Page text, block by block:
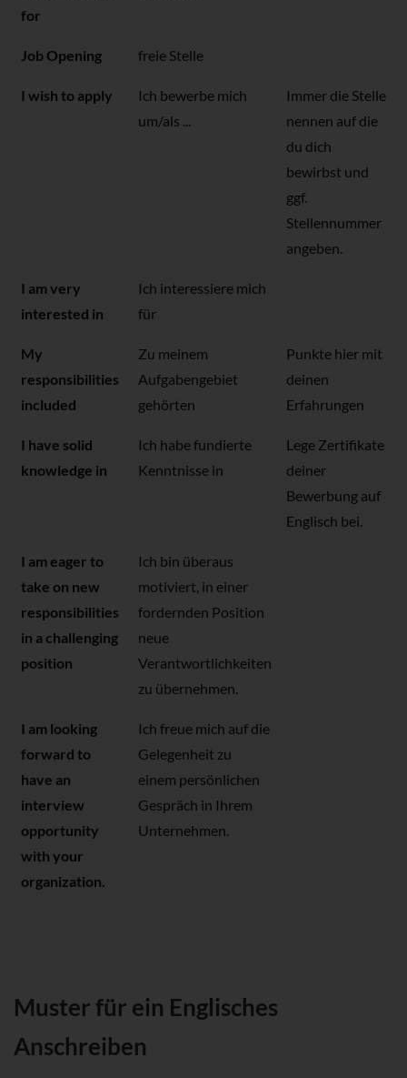
for
Job Opening freie Stelle
I wish to apply
Ich bewerbe mich
um/als ...
Immer die Stelle
nennen auf die
du dich
bewirbst und
ggf.
Stellennummer
angeben.
I am very
interested in
Ich interessiere mich
für
My
responsibilities
included
Zu meinem
Aufgabengebiet
gehörten
Punkte hier mit
deinen
Erfahrungen
I have solid
knowledge in
Ich habe fundierte
Kenntnisse in
Lege Zertifikate
deiner
Bewerbung auf
Englisch bei.
I am eager to
take on new
responsibilities
in a challenging
position
Ich bin überaus
motiviert, in einer
fordernden Position
neue
Verantwortlichkeiten
zu übernehmen.
I am looking
forward to
have an
interview
opportunity
with your
organization.
Ich freue mich auf die
Gelegenheit zu
einem persönlichen
Gespräch in Ihrem
Unternehmen.
Muster für ein Englisches
Anschreiben